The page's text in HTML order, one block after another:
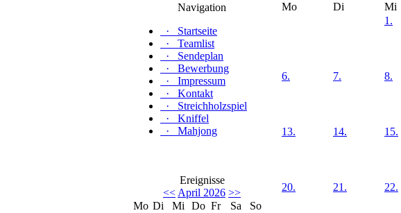
Navigation
·
Startseite
·
Teamlist
·
Sendeplan
·
Bewerbung
·
Impressum
·
Kontakt
·
Streichholzspiel
·
Kniffel
·
Mahjong
Ereignisse
<< April 2026 >>
Mo Di Mi Do Fr Sa
So
Mo Di Mi
1.
6. 7. 8.
13. 14. 15.
20. 21. 22.